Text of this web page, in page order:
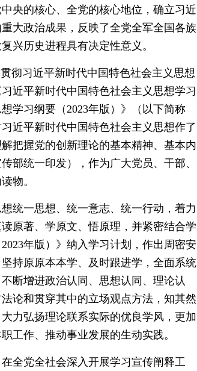
央的核心、全党的核心地位，确立习近
大政治成果，反映了全党全军全国各族
兴历史进程具有决定性意义。
习近平新时代中国特色社会主义思想
近平新时代中国特色社会主义思想学习
学习纲要（2023年版）》（以下简称
近平新时代中国特色社会主义思想作了
把握党的创新理论的基本精神、基本内
部统一印发），作为广大党员、干部、
物。
一思想、统一意志、统一行动，着力
原著、学原文、悟原理，并紧密结合学
年版）》纳入学习计划，作出周密安
持原原本本学、及时跟进学，全面系统
断增进政治认同、思想认同、理论认
论和贯穿其中的立场观点方法，知其然
力弘扬理论联系实际的优良学风，更加
工作、推动事业发展的生动实践。
全党全社会深入开展学习宣传阐释工